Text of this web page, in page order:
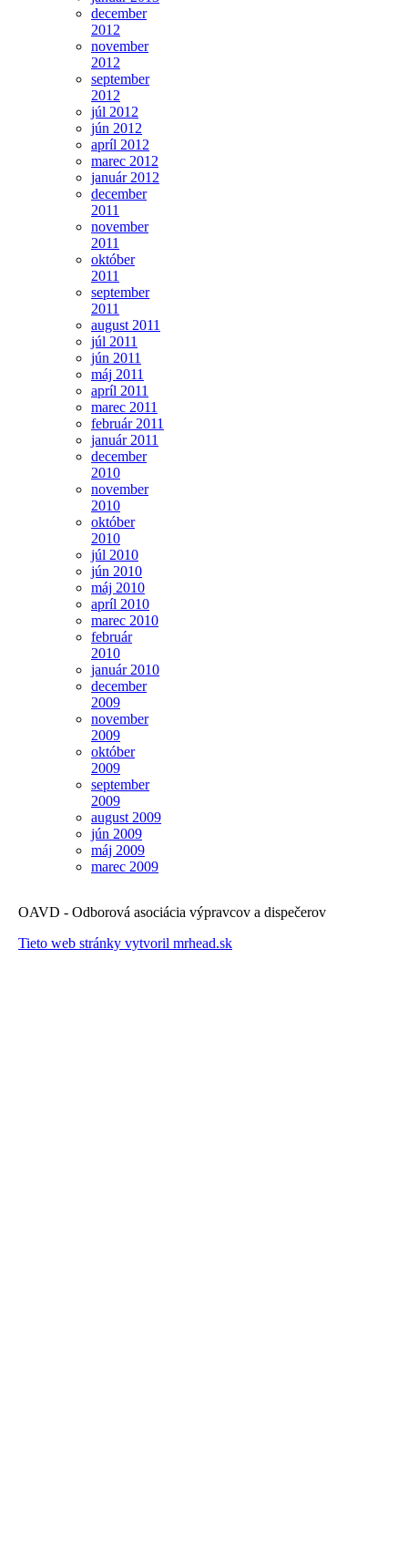
december
2012
november
2012
september
2012
júl 2012
jún 2012
apríl 2012
marec 2012
január 2012
december
2011
november
2011
október
2011
september
2011
august 2011
júl 2011
jún 2011
máj 2011
apríl 2011
marec 2011
február 2011
január 2011
december
2010
november
2010
október
2010
júl 2010
jún 2010
máj 2010
apríl 2010
marec 2010
február
2010
január 2010
december
2009
november
2009
október
2009
september
2009
august 2009
jún 2009
máj 2009
marec 2009
OAVD - Odborová asociácia výpravcov a dispečerov
Tieto web stránky vytvoril mrhead.sk